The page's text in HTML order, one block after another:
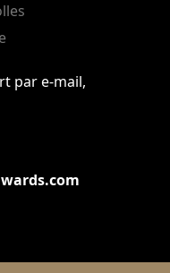
par e-mail,